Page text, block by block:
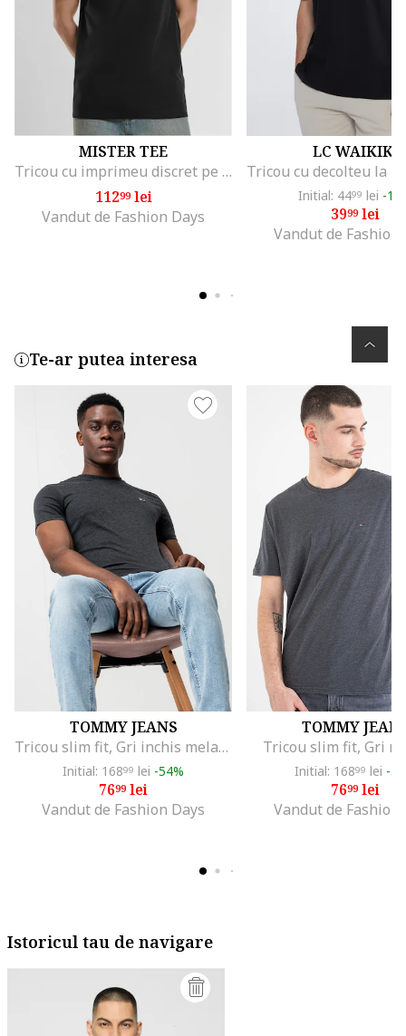
MISTER TEE
Tricou cu imprimeu discret pe piept, Negru
11299lei
Vandut de Fashion Days
LC WAIKIKI
Initial: 4499 lei -
3999lei
Vandut de Fashion
Te-ar putea interesa
TOMMY JEANS
Tricou slim fit, Gri inchis melange
Initial: 16899 lei -54%
7699lei
Vandut de Fashion Days
TOMMY
Tricou slim fit, Gri
Initial: 16899 lei -
7699lei
Vandut de Fashion
Istoricul tau de navigare